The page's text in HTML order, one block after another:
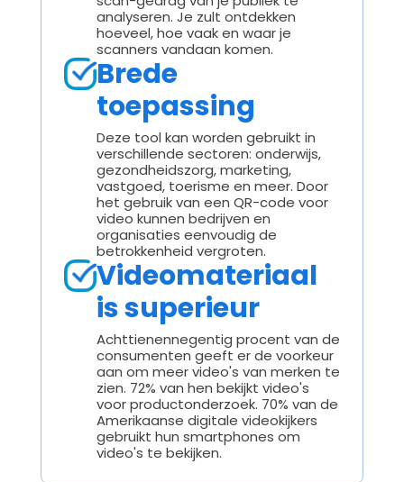
analyseren. Je zult ontdekken
hoeveel, hoe vaak en waar je
scanners vandaan komen.
Brede
toepassing
Deze tool kan worden gebruikt in
verschillende sectoren: onderwijs,
gezondheidszorg, marketing,
vastgoed, toerisme en meer. Door
het gebruik van een QR-code voor
video kunnen bedrijven en
organisaties eenvoudig de
betrokkenheid vergroten.
Videomateriaal
is superieur
Achttienennegentig procent van de
consumenten geeft er de voorkeur
aan om meer video's van merken te
zien. 72% van hen bekijkt video's
voor productonderzoek. 70% van de
Amerikaanse digitale videokijkers
gebruikt hun smartphones om
video's te bekijken.